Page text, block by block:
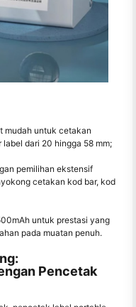
mudah untuk cetakan
dari 20 hingga 58 mm;
pemilihan ekstensif
cetakan kod bar, kod
untuk prestasi yang
pada muatan penuh.
Pencetak